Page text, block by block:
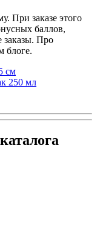
При заказе этого
баллов,
Про
блоге.
см
250 мл